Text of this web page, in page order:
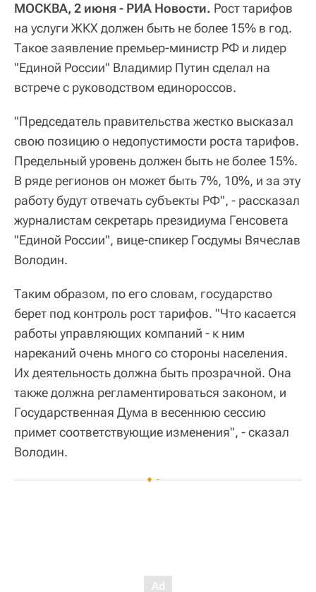
МОСКВА, 2 июня - РИА Новости. Рост тарифов
на услуги ЖКХ должен быть не более 15% в год.
Такое заявление премьер-министр РФ и лидер
"Единой России" Владимир Путин сделал на
встрече с руководством единороссов.
"Председатель правительства жестко высказал
свою позицию о недопустимости роста тарифов.
Предельный уровень должен быть не более 15%.
В ряде регионов он может быть 7%, 10%, и за эту
работу будут отвечать субъекты РФ", - рассказал
журналистам секретарь президиума Генсовета
"Единой России", вице-спикер Госдумы Вячеслав
Володин.
Таким образом, по его словам, государство
берет под контроль рост тарифов. "Что касается
работы управляющих компаний - к ним
нареканий очень много со стороны населения.
Их деятельность должна быть прозрачной. Она
также должна регламентироваться законом, и
Государственная Дума в весеннюю сессию
примет соответствующие изменения", - сказал
Володин.